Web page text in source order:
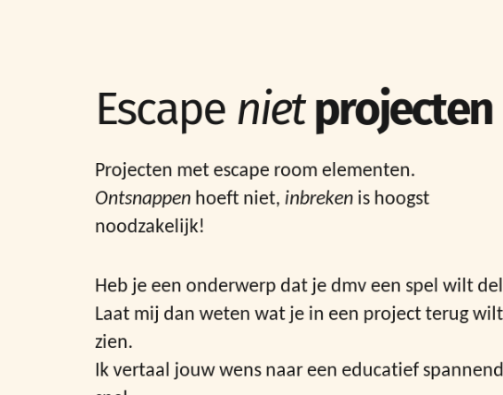
Escape nietprojecten
Projecten met escape room elementen.
Ontsnappenhoeft niet, inbrekenis hoogst
noodzakelijk!
Heb je een onderwerp dat je dmv een spel wilt
Laat mij dan weten wat je in een project terug
zien.
Ik vertaal jouw wens naar een educatief